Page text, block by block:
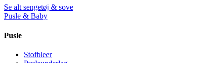
Se alt sengetøj & sove
Pusle & Baby
Pusle
Stofbleer